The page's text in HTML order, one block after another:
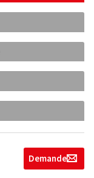
Demandeg